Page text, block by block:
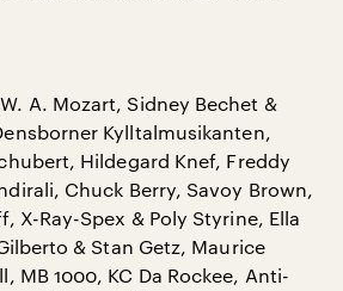
A. Mozart, Sidney Bechet &
Kylltalmusikanten,
Hildegard Knef, Freddy
Chuck Berry, Savoy Brown,
X-Ray-Spex & Poly Styrine, Ella
& Stan Getz, Maurice
MB 1000, KC Da Rockee, Anti-